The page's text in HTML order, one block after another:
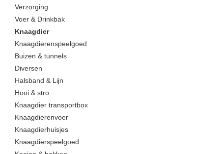
Verzorging
Voer & Drinkbak
Knaagdier
Knaagdierenspeelgoed
Buizen & tunnels
Diversen
Halsband & Lijn
Hooi & stro
Knaagdier transportbox
Knaagdierenvoer
Knaagdierhuisjes
Knaagdierspeelgoed